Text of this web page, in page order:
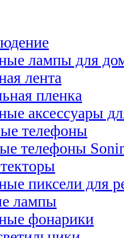
лампы для
лента
пленка
аксессуары
телефоны
телефоны
пиксели для
лампы
фонарики